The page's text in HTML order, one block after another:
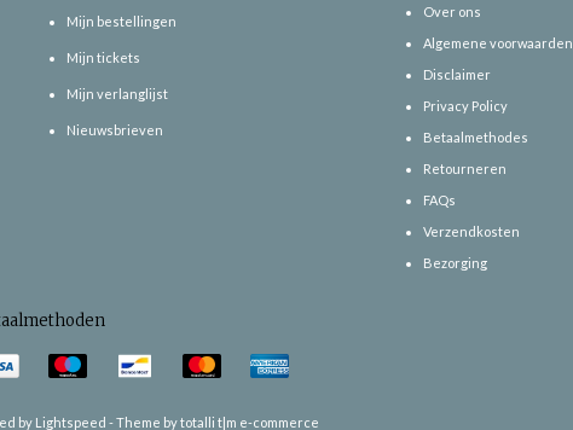
Mijn bestellingen
Mijn tickets
Mijn verlanglijst
Nieuwsbrieven
Over ons
Algemene voorwaarden
Disclaimer
Privacy Policy
Betaalmethodes
Retourneren
FAQs
Verzendkosten
Bezorging
by Lightspeed -Theme by totalli t|m e-commerce